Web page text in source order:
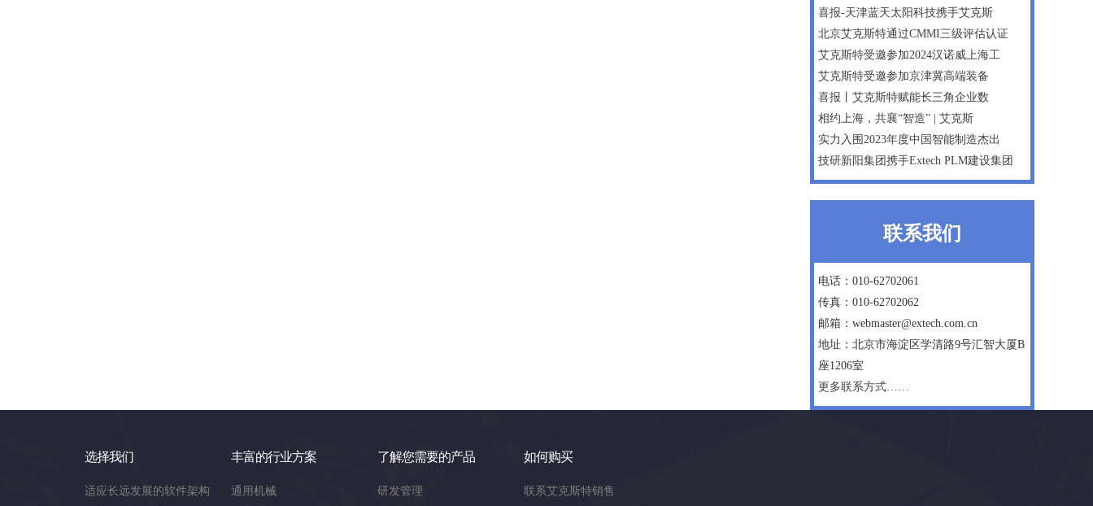
喜报-天津蓝天太阳科技携手艾克斯
北京艾克斯特通过CMMI三级评估认证
艾克斯特受邀参加2024汉诺威上海工
艾克斯特受邀参加京津冀高端装备
喜报丨艾克斯特赋能长三角企业数
相约上海，共襄“智造” | 艾克斯
实力入围2023年度中国智能制造杰出
技研新阳集团携手Extech PLM建设集团
联系我们
电话：010-62702061
传真：010-62702062
邮箱：webmaster@extech.com.cn
地址：北京市海淀区学清路9号汇智大厦B
座1206室
更多联系方式……
选择我们
适应长远发展的软件架构
丰富的行业方案
通用机械
了解您需要的产品
研发管理
如何购买
联系艾克斯特销售